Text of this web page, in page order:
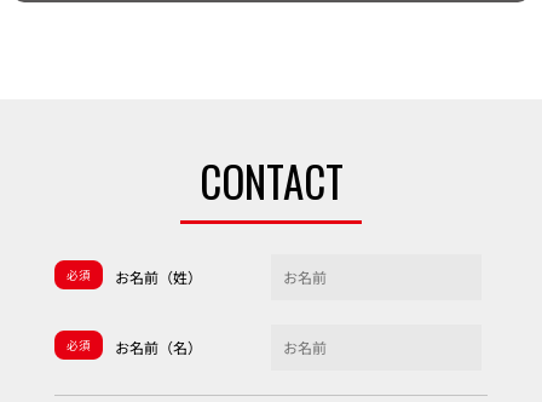
CONTACT
必須 お名前（姓）
必須 お名前（名）